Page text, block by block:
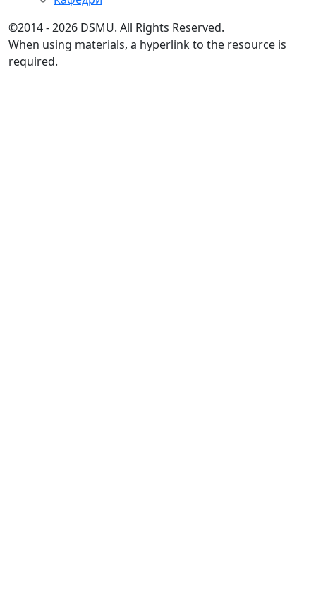
©2014 - 2026 DSMU. All Rights Reserved.
When using materials, a hyperlink to the resource is
required.